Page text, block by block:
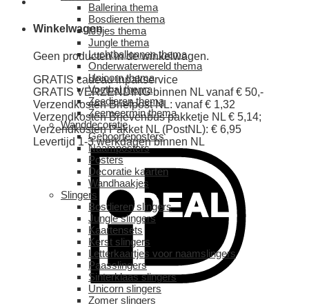
Winkelwagen
Geen producten in de winkelwagen.
GRATIS cadeau inpakservice
GRATIS VERZENDING binnen NL vanaf € 50,-
Verzendkosten Briefpost NL: vanaf € 1,32
Verzendkosten Brievenbus pakketje NL € 5,14;
Verzendkosten Pakket NL (PostNL): € 6,95
Levertijd 1-3 werkdagen binnen NL
Ballerina thema
Bosdieren thema
IJsjes thema
Jungle thema
Luchtballonnen thema
Onderwaterwereld thema
Unicorn thema
Voetbal thema
Zeedieren thema
Zeemeermin thema
Wanddecoratie
Geboorteposters
Naamposters
Posters
Decoratie kaarten
Wandhaakjes
Slingers
Bosdieren slingers
Jungle slingers
Kaartensets
Kerst slingers
Letterkaartjes voor naamslingers
Paasslingers
Sinterklaas slingers
Unicorn slingers
Zomer slingers